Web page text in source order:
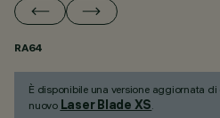
RA64
È disponibile una versione aggiornata
nuovo Laser Blade XS.